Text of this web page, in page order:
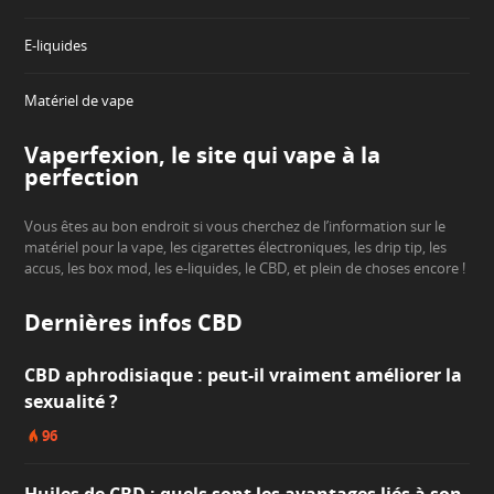
E-liquides
Matériel de vape
Vaperfexion, le site qui vape à la
perfection
Vous êtes au bon endroit si vous cherchez de l’information sur le
matériel pour la vape, les cigarettes électroniques, les drip tip, les
accus, les box mod, les e-liquides, le CBD, et plein de choses encore !
Dernières infos CBD
CBD aphrodisiaque : peut-il vraiment améliorer la
sexualité ?
96